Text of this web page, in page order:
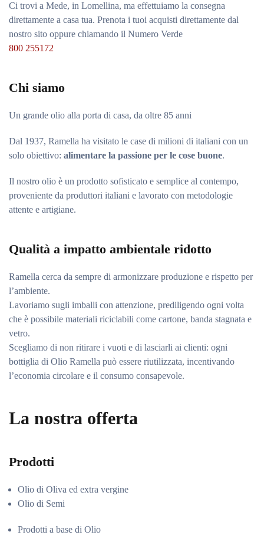
Ci trovi a Mede, in Lomellina, ma effettuiamo la consegna
direttamente a casa tua. Prenota i tuoi acquisti direttamente dal
nostro sito oppure chiamando il Numero Verde
800 255172
Chi siamo
Un grande olio alla porta di casa, da oltre 85 anni
Dal 1937, Ramella ha visitato le case di milioni di italiani con un
solo obiettivo: alimentare la passione per le cose buone.
Il nostro olio è un prodotto sofisticato e semplice al contempo,
proveniente da produttori italiani e lavorato con metodologie
attente e artigiane.
Qualità a impatto ambientale ridotto
Ramella cerca da sempre di armonizzare produzione e rispetto per
l’ambiente.
Lavoriamo sugli imballi con attenzione, prediligendo ogni volta
che è possibile materiali riciclabili come cartone, banda stagnata e
vetro.
Scegliamo di non ritirare i vuoti e di lasciarli ai clienti: ogni
bottiglia di Olio Ramella può essere riutilizzata, incentivando
l’economia circolare e il consumo consapevole.
La nostra offerta
Prodotti
Olio di Oliva ed extra vergine
Olio di Semi
Prodotti a base di Olio